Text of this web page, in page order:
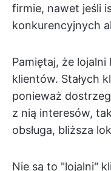
firmie, nawet jeśli
konkurencyjnych
Pamiętaj, że lojalni
klientów. Stałych
ponieważ
z nią interesów,
obsługa, bliższa
Nie są to "lojalni"